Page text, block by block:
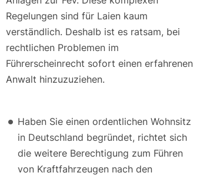
Regelungen sind für Laien kaum
verständlich. Deshalb ist es ratsam, bei
rechtlichen Problemen im
Führerscheinrecht sofort einen erfahrenen
Anwalt hinzuzuziehen.
Haben Sie einen ordentlichen Wohnsitz
in Deutschland begründet, richtet sich
die weitere Berechtigung zum Führen
von Kraftfahrzeugen nach den